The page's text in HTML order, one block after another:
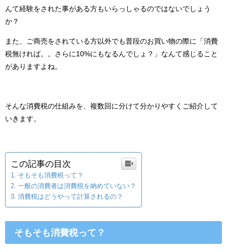
んて経験をされた事がある方もいらっしゃるのではないでしょう
か？
また、ご商売をされている方以外でも普段のお買い物の際に「消費
税無ければ。。さらに10%にもなるんでしょ？」なんて感じること
がありますよね。
そんな消費税の仕組みを、複数回に分けて分かりやすくご紹介して
いきます。
この記事の目次
そもそも消費税って？
一般の消費者は消費税を納めていない？
消費税はどうやって計算されるの？
そもそも消費税って？